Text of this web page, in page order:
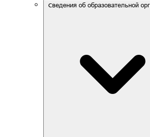
Сведения об образовательной